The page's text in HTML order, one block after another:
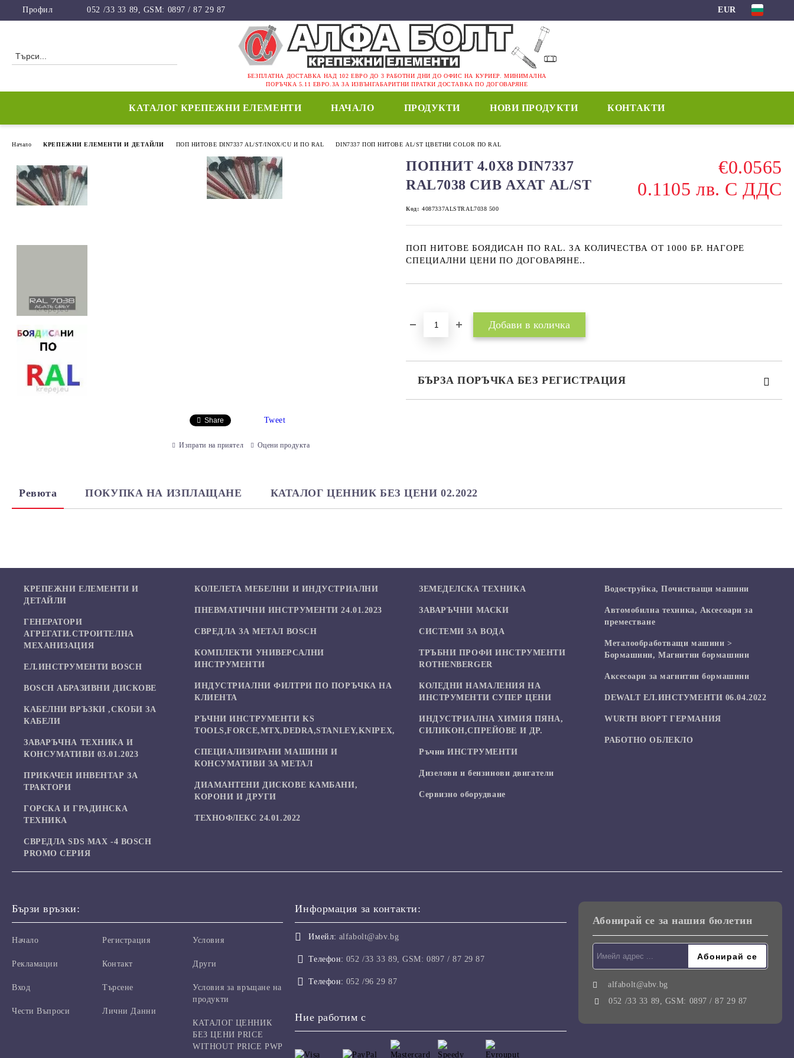
Профил 052 /33 33 89, GSM: 0897 / 87 29 87 EUR
БЕЗПЛАТНА ДОСТАВКА НАД 102 ЕВРО ДО 3 РАБОТНИ ДНИ ДО ОФИС НА КУРИЕР. МИНИМАЛНА
ПОРЪЧКА 5.11 ЕВРО.ЗА ЗА ИЗВЪНГАБАРИТНИ ПРАТКИ ДОСТАВКА ПО ДОГОВАРЯНЕ
КАТАЛОГ КРЕПЕЖНИ ЕЛЕМЕНТИ НАЧАЛО ПРОДУКТИ НОВИ ПРОДУКТИ КОНТАКТИ
Начало КРЕПЕЖНИ ЕЛЕМЕНТИ И ДЕТАЙЛИ ПОП НИТОВЕ DIN7337 AL/ST/INOX/CU И ПО RAL DIN7337 ПОП НИТОВЕ AL/ST ЦВЕТНИ COLOR ПО RAL
ПОПНИТ 4.0Х8 DIN7337
RAL7038 СИВ АХАТ AL/ST
€0.0565
0.1105 лв. С ДДС
Код: 4087337ALSTRAL7038 500
ПОП НИТОВЕ БОЯДИСАН ПО RAL. ЗА КОЛИЧЕСТВА ОТ 1000 БР. НАГОРЕ
СПЕЦИАЛНИ ЦЕНИ ПО ДОГОВАРЯНЕ..
БЪРЗА ПОРЪЧКА БЕЗ РЕГИСТРАЦИЯ
Share Tweet
Изпрати на приятел Оцени продукта
Ревюта ПОКУПКА НА ИЗПЛАЩАНЕ КАТАЛОГ ЦЕННИК БЕЗ ЦЕНИ 02.2022
КРЕПЕЖНИ ЕЛЕМЕНТИ И
ДЕТАЙЛИ
ГЕНЕРАТОРИ
АГРЕГАТИ.СТРОИТЕЛНА
МЕХАНИЗАЦИЯ
ЕЛ.ИНСТРУМЕНТИ BOSCH
BOSCH АБРАЗИВНИ ДИСКОВЕ
КАБЕЛНИ ВРЪЗКИ ,СКОБИ ЗА
КАБЕЛИ
ЗАВАРЪЧНА ТЕХНИКА И
КОНСУМАТИВИ 03.01.2023
ПРИКАЧЕН ИНВЕНТАР ЗА
ТРАКТОРИ
ГОРСКА И ГРАДИНСКА
ТЕХНИКА
СВРЕДЛА SDS MAX -4 BOSCH
PROMO СЕРИЯ
КОЛЕЛЕТА МЕБЕЛНИ И ИНДУСТРИАЛНИ
ПНЕВМАТИЧНИ ИНСТРУМЕНТИ 24.01.2023
СВРЕДЛА ЗА МЕТАЛ BOSCH
КОМПЛЕКТИ УНИВЕРСАЛНИ
ИНСТРУМЕНТИ
ИНДУСТРИАЛНИ ФИЛТРИ ПО ПОРЪЧКА НА
КЛИЕНТА
РЪЧНИ ИНСТРУМЕНТИ KS
TOOLS,FORCE,MTX,DEDRA,STANLEY,KNIPEX,
СПЕЦИАЛИЗИРАНИ МАШИНИ И
КОНСУМАТИВИ ЗА МЕТАЛ
ДИАМАНТЕНИ ДИСКОВЕ КАМБАНИ,
КОРОНИ И ДРУГИ
ТЕХНОФЛЕКС 24.01.2022
ЗЕМЕДЕЛСКА ТЕХНИКА
ЗАВАРЪЧНИ МАСКИ
СИСТЕМИ ЗА ВОДА
ТРЪБНИ ПРОФИ ИНСТРУМЕНТИ
ROTHENBERGER
КОЛЕДНИ НАМАЛЕНИЯ НА
ИНСТРУМЕНТИ СУПЕР ЦЕНИ
ИНДУСТРИАЛНА ХИМИЯ ПЯНА,
СИЛИКОН,СПРЕЙОВЕ И ДР.
Ръчни ИНСТРУМЕНТИ
Дизелови и бензинови двигатели
Сервизно оборудване
Водоструйка, Почистващи машини
Автомобилна техника, Аксесоари за
преместване
Mеталообработващи машини >
Бормашини, Магнитни бормашини
Аксесоари за магнитни бормашини
DEWALT ЕЛ.ИНСТУМЕНТИ 06.04.2022
WURTH ВЮРТ ГЕРМАНИЯ
РАБОТНО ОБЛЕКЛО
Бързи връзки:
Начало
Рекламации
Вход
Чести Въпроси
Регистрация
Контакт
Търсене
Лични Данни
Условия
Други
Условия за връщане на
продукти
КАТАЛОГ ЦЕННИК
БЕЗ ЦЕНИ PRICE
WITHOUT PRICE PWP
Информация за контакти:
Имейл: alfabolt@abv.bg
Телефон: 052 /33 33 89, GSM: 0897 / 87 29 87
Телефон: 052 /96 29 87
Ние работим с
Абонирай се за нашия бюлетин
alfabolt@abv.bg
052 /33 33 89, GSM: 0897 / 87 29 87